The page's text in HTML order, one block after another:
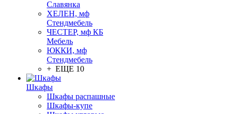
Славянка
ХЕЛЕН, мф
Стендмебель
ЧЕСТЕР, мф КБ
Мебель
ЮККИ, мф
Стендмебель
+ ЕЩЕ 10
Шкафы
Шкафы распашные
Шкафы-купе